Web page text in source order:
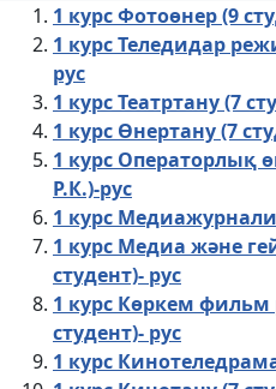
1 курс Фотоөнер (9
1 курс Теледидар
рус
1 курс Театртану (7
1 курс Өнертану (7
1 курс Операторлық
Р.К.)-рус
1 курс
1 курс Медиа және
студент)- рус
1 курс Көркем фильм
студент)- рус
1 курс